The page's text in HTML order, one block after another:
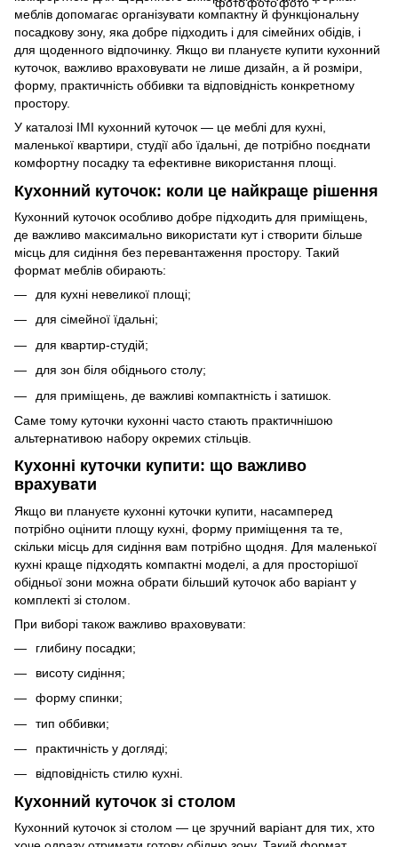
меблів допомагає організувати компактну й функціональну
посадкову зону, яка добре підходить і для сімейних обідів, і
для щоденного відпочинку. Якщо ви плануєте купити кухонний
куточок, важливо враховувати не лише дизайн, а й розміри,
форму, практичність оббивки та відповідність конкретному
простору.
У каталозі IMI кухонний куточок — це меблі для кухні,
маленької квартири, студії або їдальні, де потрібно поєднати
комфортну посадку та ефективне використання площі.
Кухонний куточок: коли це найкраще рішення
Кухонний куточок особливо добре підходить для приміщень,
де важливо максимально використати кут і створити більше
місць для сидіння без перевантаження простору. Такий
формат меблів обирають:
для кухні невеликої площі;
для сімейної їдальні;
для квартир-студій;
для зон біля обіднього столу;
для приміщень, де важливі компактність і затишок.
Саме тому куточки кухонні часто стають практичнішою
альтернативою набору окремих стільців.
Кухонні куточки купити: що важливо
врахувати
Якщо ви плануєте кухонні куточки купити, насамперед
потрібно оцінити площу кухні, форму приміщення та те,
скільки місць для сидіння вам потрібно щодня. Для маленької
кухні краще підходять компактні моделі, а для просторішої
обідньої зони можна обрати більший куточок або варіант у
комплекті зі столом.
При виборі також важливо враховувати:
глибину посадки;
висоту сидіння;
форму спинки;
тип оббивки;
практичність у догляді;
відповідність стилю кухні.
Кухонний куточок зі столом
Кухонний куточок зі столом — це зручний варіант для тих, хто